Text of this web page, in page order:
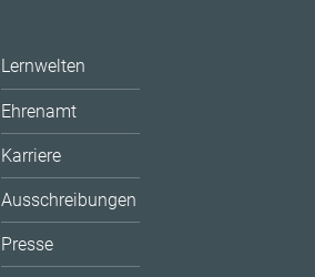
Lernwelten
Ehrenamt
Karriere
Ausschreibungen
Presse